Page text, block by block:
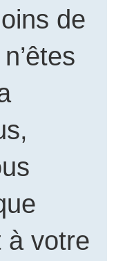
de
à votre